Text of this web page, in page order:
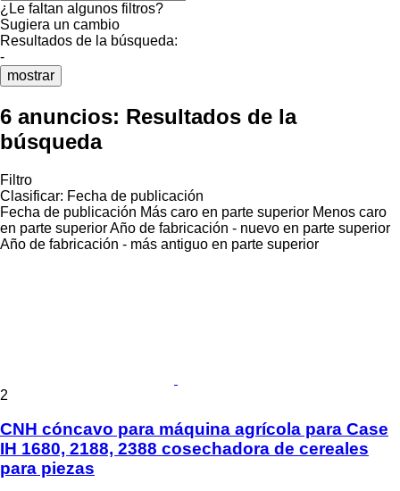
¿Le faltan algunos filtros?
Sugiera un cambio
Resultados de la búsqueda:
-
mostrar
6 anuncios: Resultados de la
búsqueda
Filtro
Clasificar: Fecha de publicación
Fecha de publicación Más caro en parte superior Menos caro
en parte superiorAño de fabricación - nuevo en parte superior
Año de fabricación - más antiguo en parte superior
2
CNH cóncavo para máquina agrícola para Case
IH 1680, 2188, 2388 cosechadora de cereales
para piezas